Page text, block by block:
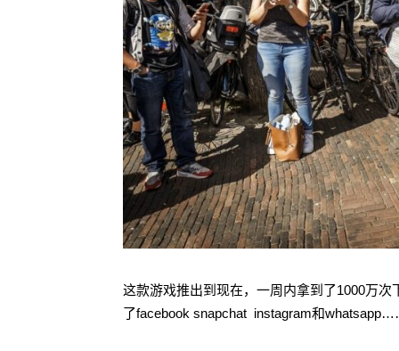
这款游戏推出到现在，一周内拿到了1000万
了facebook snapchat instagram和